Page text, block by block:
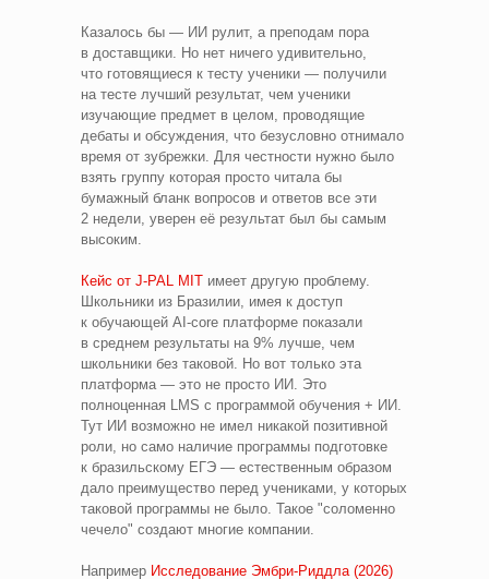
Казалось бы — ИИ рулит, а преподам пора
в доставщики. Но нет ничего удивительно,
что готовящиеся к тесту ученики — получили
на тесте лучший результат, чем ученики
изучающие предмет в целом, проводящие
дебаты и обсуждения, что безусловно отнимало
время от зубрежки. Для честности нужно было
взять группу которая просто читала бы
бумажный бланк вопросов и ответов все эти
2 недели, уверен её результат был бы самым
высоким.
Кейс от J‑PAL MIT имеет другую проблему.
Школьники из Бразилии, имея к доступ
к обучающей AI‑core платформе показали
в среднем результаты на 9% лучше, чем
школьники без таковой. Но вот только эта
платформа — это не просто ИИ. Это
полноценная LMS с программой обучения + ИИ.
Тут ИИ возможно не имел никакой позитивной
роли, но само наличие программы подготовке
к бразильскому ЕГЭ — естественным образом
дало преимущество перед учениками, у которых
таковой программы не было. Такое "соломенно
чечело" создают многие компании.
Например Исследование Эмбри‑Риддла (2026)